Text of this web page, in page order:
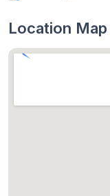
Location Map